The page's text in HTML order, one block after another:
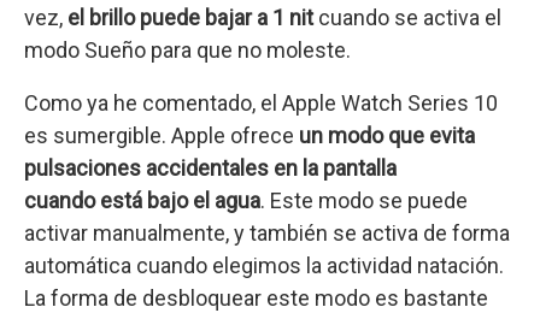
vez, el brillo puede bajar a 1 nitcuando se activa el
modo Sueño para que no moleste.
Como ya he comentado, el Apple Watch Series 10
es sumergible. Apple ofrece un modo que evita
pulsaciones accidentales en la pantalla
cuando está bajo el agua. Este modo se puede
activar manualmente, y también se activa de forma
automática cuando elegimos la actividad natación.
La forma de desbloquear este modo es bastante